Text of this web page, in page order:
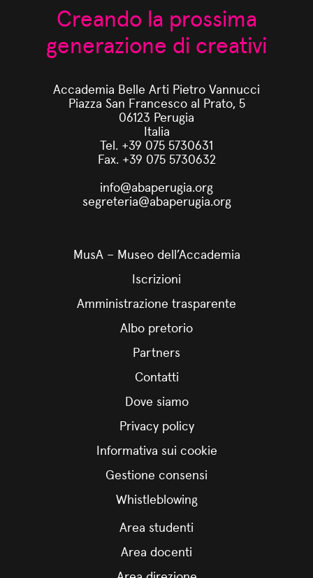
Creando la prossima
generazione di creativi
Accademia Belle Arti Pietro Vannucci
Piazza San Francesco al Prato, 5
06123 Perugia
Italia
Tel. +39 075 5730631
Fax. +39 075 5730632
info@abaperugia.org
segreteria@abaperugia.org
MusA – Museo dell’Accademia
Iscrizioni
Amministrazione trasparente
Albo pretorio
Partners
Contatti
Dove siamo
Privacy policy
Informativa sui cookie
Gestione consensi
Whistleblowing
Area studenti
Area docenti